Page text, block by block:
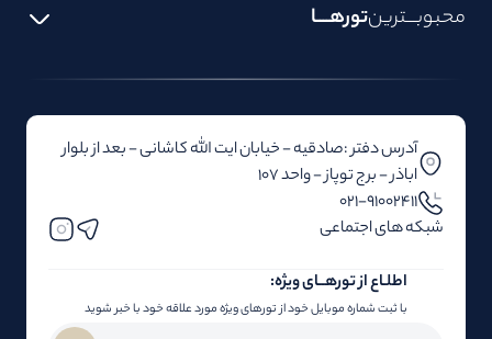
محبوبـــترینتورهــــا
آدرس دفتر :صادقیه - خیابان ایت الله کاشانی - بعد از بلوار‌‌
اباذر - برج توپاز - واحد 107
۰۲۱-91002411
شبکه های اجتماعی
اطلـاع از تور‌هــای ویژه:
با ثبت شماره موبایل خود از تورهای ویژه مورد علاقه خود با خبر شوید